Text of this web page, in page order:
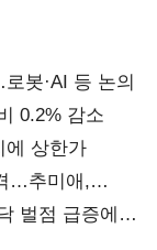
봇·AI 등 논의
0.2% 감소
에 상한가
…추미애,
벌점 급증에